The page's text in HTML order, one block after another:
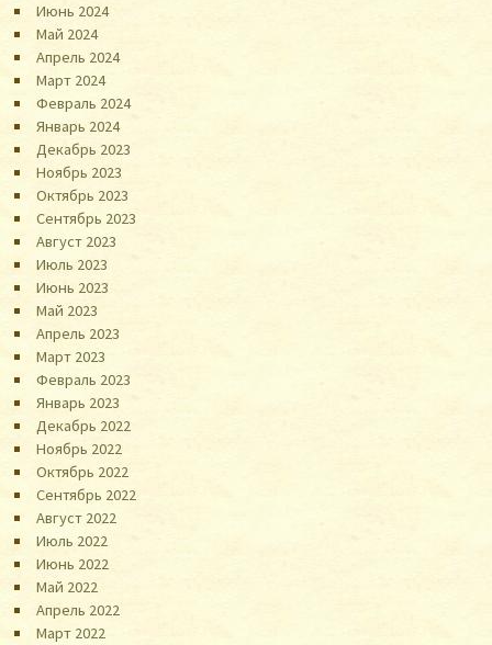
Июнь 2024
Май 2024
Апрель 2024
Март 2024
Февраль 2024
Январь 2024
Декабрь 2023
Ноябрь 2023
Октябрь 2023
Сентябрь 2023
Август 2023
Июль 2023
Июнь 2023
Май 2023
Апрель 2023
Март 2023
Февраль 2023
Январь 2023
Декабрь 2022
Ноябрь 2022
Октябрь 2022
Сентябрь 2022
Август 2022
Июль 2022
Июнь 2022
Май 2022
Апрель 2022
Март 2022